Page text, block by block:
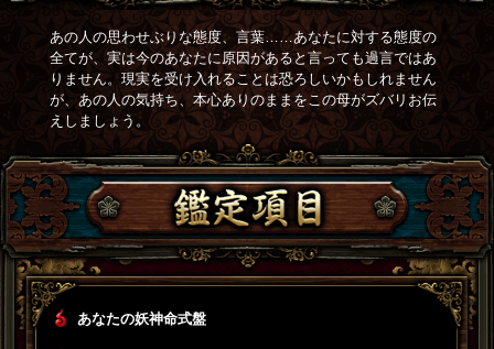
あの人の思わせぶりな態度、言葉……あなたに対する態度の
全てが、実は今のあなたに原因があると言っても過言ではあ
りません。現実を受け入れることは恐ろしいかもしれません
が、あの人の気持ち、本心ありのままをこの母がズバリお伝
えしましょう。
あなたの妖神命式盤